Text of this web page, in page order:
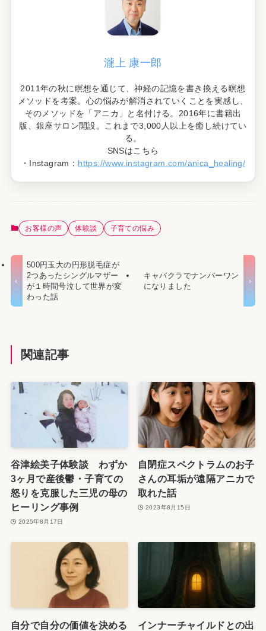
瀧上 康一郎
2011年の秋に瞑想を通じて、神経の記憶を書き換える瞑想
メソッドを考案。心の悩みが解消されていくことを実感し、
そのメソッドを「アニカ」と名付ける。2016年に書籍出
版、銀座サロン開設。これまで3,000人以上を癒し続けてい
る。
SNSはこちら
・Instagram： https://www.instagram.com/anica_healing/
お客様の声 体験談 子育ての悩み
500円玉大の円形脱毛症が
2つあったシングルマザー
が１時間号泣して世界が変
わった話
キャバクラでナンバーワン
になりました
関連記事
谷津絵美子体験談 わずか
3ヶ月で産後鬱・子育ての
怒りを克服した三児の母の
ヒーリング事例
2025年8月17日
自閉症スペクトラムのお子
さんの耳垢が遠隔アニカで
取れた話
2023年8月15日
自分で自分の価値を決める
インナーチャイルドとの出